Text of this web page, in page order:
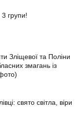
групи!
Зліщевої та Поліни
змагань із
свято світла, віри